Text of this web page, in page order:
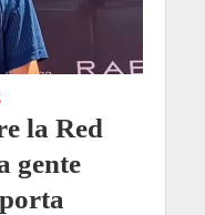
la Red
gente